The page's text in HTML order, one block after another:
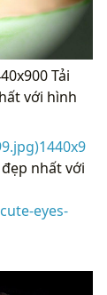
Tải
với hình
nhất với
eyes-